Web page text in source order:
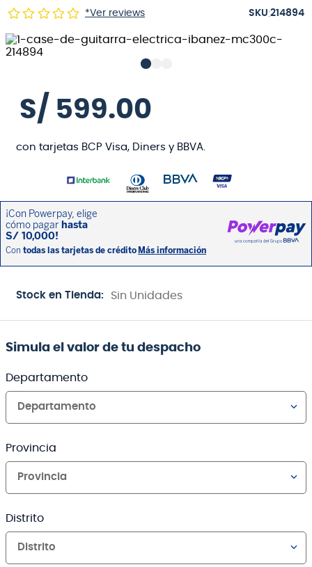
*Ver reviews :214894
S/ 599.00
con tarjetas BCP Visa, Diners y BBVA.
Stock en Tienda: Sin Unidades
Simula el valor de tu despacho
Departamento
Departamento
Provincia
Provincia
Distrito
Distrito